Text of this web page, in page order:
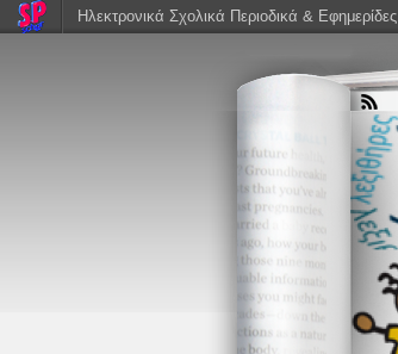
Ηλεκτρονικά Σχολικά Περιοδικά & Εφημερίδες